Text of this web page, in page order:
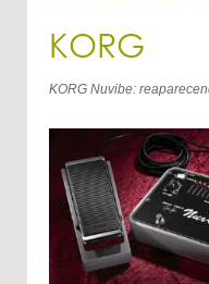
KORG
KORG Nuvibe: